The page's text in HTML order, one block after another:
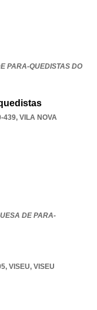
PARA-QUEDISTAS DO
439, VILA NOVA
DE PARA-
, VISEU, VISEU